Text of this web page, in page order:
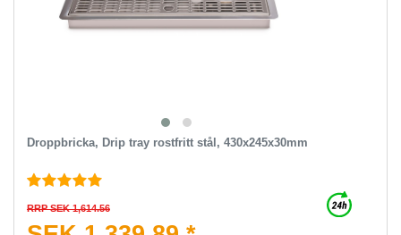
Droppbricka, Drip tray rostfritt stål, 430x245x30mm
RRP SEK 1,614.56